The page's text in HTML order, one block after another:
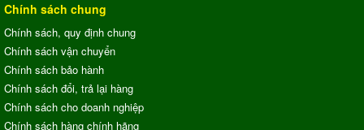
Chính sách chung
Chính sách, quy định chung
Chính sách vận chuyển
Chính sách bảo hành
Chính sách đổi, trả lại hàng
Chính sách cho doanh nghiệp
Chính sách hàng chính hãng